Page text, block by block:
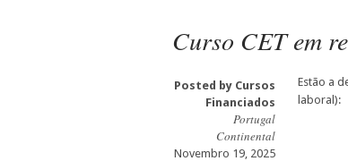
Curso CET em
Posted by Cursos
Financiados
Portugal
Continental
Novembro 19, 2025
Estão a
laboral):